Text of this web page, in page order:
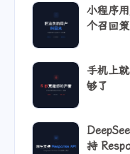
小程序
个召回
手机上
够了
持